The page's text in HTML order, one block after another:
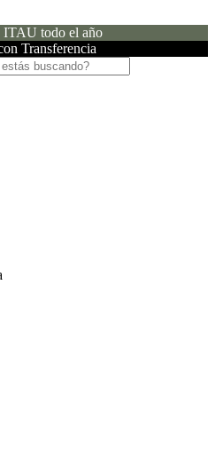
ITAU todo el año
Transferencia